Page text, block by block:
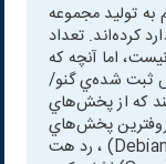
توليد مجموعه
کرده‌اند. تعداد
اما آنچه که
است که بيش از ۳۰۰ پخش ثبت شده‌ي گنو/
که از پخش‌هاي
پخش‌هاي
گنو/لينوکس می‌توان به دبيان (Debian) ، رد هت